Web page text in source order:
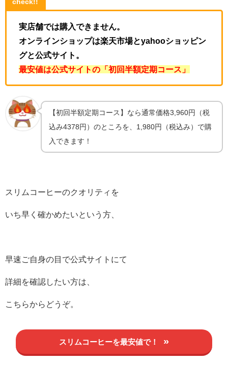
実店舗では購入できません。
オンラインショップは楽天市場とyahooショッピン
グと公式サイト。
最安値は公式サイトの「初回半額定期コース」
【初回半額定期コース】なら通常価格3,960円（税
込み4378円）のところを、1,980円（税込み）で購
入できます！
スリムコーヒーのクオリティを
いち早く確かめたいという方、
早速ご自身の目で公式サイトにて
詳細を確認したい方は、
こちらからどうぞ。
スリムコーヒーを最安値で！